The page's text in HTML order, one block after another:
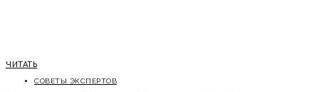
ЧИТАТЬ
СОВЕТЫ ЭКСПЕРТОВ